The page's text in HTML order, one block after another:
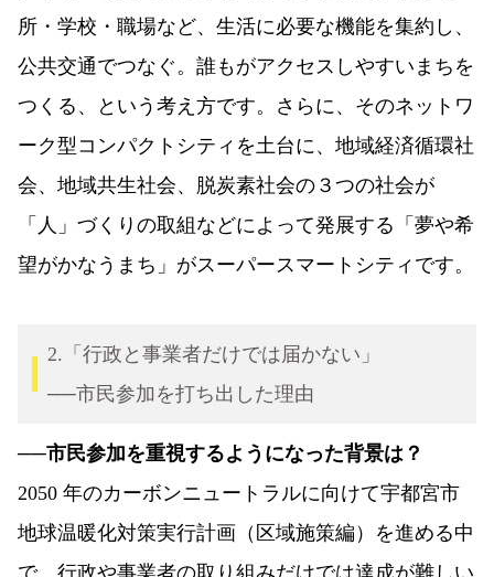
所・学校・職場など、生活に必要な機能を集約し、
公共交通でつなぐ。誰もがアクセスしやすいまちを
つくる、という考え方です。さらに、そのネットワ
ーク型コンパクトシティを土台に、地域経済循環社
会、地域共生社会、脱炭素社会の３つの社会が
「人」づくりの取組などによって発展する「夢や希
望がかなうまち」がスーパースマートシティです。
2.「行政と事業者だけでは届かない」
──市民参加を打ち出した理由
──市民参加を重視するようになった背景は？
2050 年のカーボンニュートラルに向けて宇都宮市
地球温暖化対策実行計画（区域施策編）を進める中